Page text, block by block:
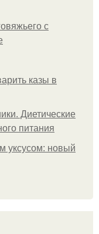
с
казы в
Диетические
питания
уксусом: новый